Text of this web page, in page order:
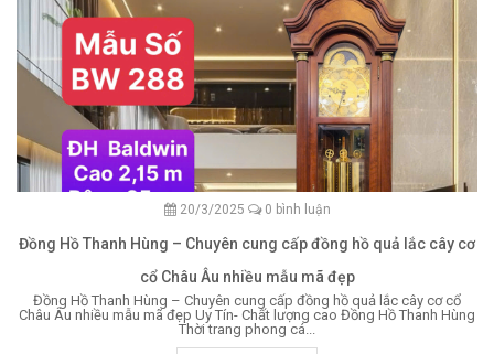
20/3/2025 0 bình luận
Đồng Hồ Thanh Hùng – Chuyên cung cấp đồng hồ quả lắc cây cơ
cổ Châu Âu nhiều mẫu mã đẹp
Đồng Hồ Thanh Hùng – Chuyên cung cấp đồng hồ quả lắc cây cơ cổ
Châu Âu nhiều mẫu mã đẹp Uy Tín- Chất lượng cao Đồng Hồ Thanh Hùng
Thời trang phong cá...